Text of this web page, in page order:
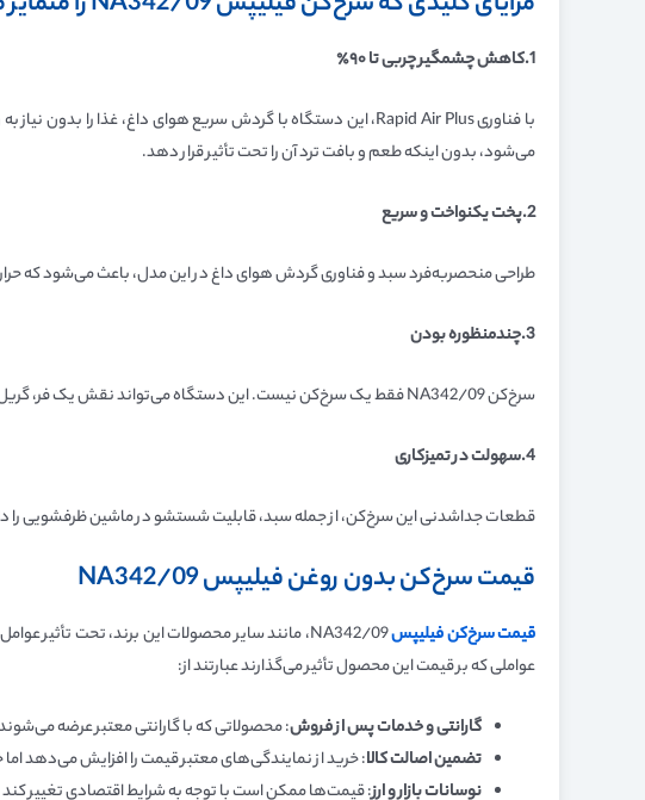
1.کاهش چشمگیر چربی تا ۹۰٪
می‌شود، بدون اینکه طعم و بافت ترد آن را تحت تأثیر قرار دهد.
2.پخت یکنواخت و سریع
طراحی منحصربه‌فرد سبد و فناوری گردش هوای داغ در این مدل، باعث می‌شود که
3.چندمنظوره بودن
سرخ‌کن NA342/09 فقط یک سرخ‌کن نیست. این دستگاه می‌تواند نقش یک فر، گریل، کباب‌پز و حتی بخارپز را نیز ایفا کند. با ۱۲ برنامه متنوع، می‌توانید طیف گسترده‌ای از غذاها را با این دستگاه تهیه کنید.
4.سهولت در تمیزکاری
قطعات جداشدنی این سرخ‌کن، از جمله سبد، قابلیت شستشو در ماشین ظرفشویی را
قیمت سرخ‌کن بدون روغن فیلیپس NA342/09
قیمت سرخ‌کن فیلیپس
عواملی که بر قیمت این محصول تأثیر می‌گذارند عبارتند از:
گارانتی و خدمات پس از فروش: محصولاتی که با گارانتی معتبر عرضه
تضمین اصالت کالا: خرید از نمایندگی‌های معتبر قیمت را افزایش می‌دهد اما
نوسانات بازار و ارز: قیمت‌ها ممکن است با توجه به شرایط اقتصادی تغییر کند